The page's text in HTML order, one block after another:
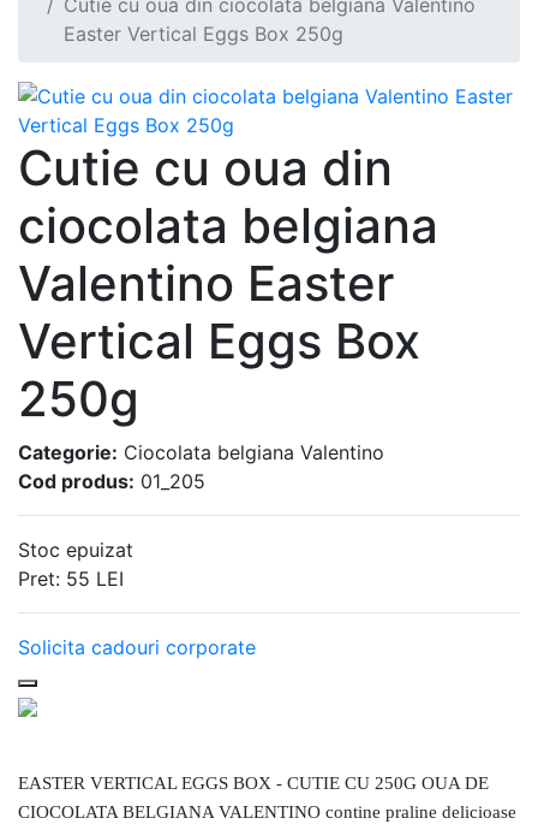
Cutie cu oua din ciocolata belgiana Valentino
Easter Vertical Eggs Box 250g
Cutie cu oua din
ciocolata belgiana
Valentino Easter
Vertical Eggs Box
250g
Categorie: Ciocolata belgiana Valentino
Cod produs: 01_205
Stoc epuizat
Pret: 55 LEI
Solicita cadouri corporate
EASTER VERTICAL EGGS BOX - CUTIE CU 250G OUA DE
CIOCOLATA BELGIANA VALENTINO contine praline delicioase